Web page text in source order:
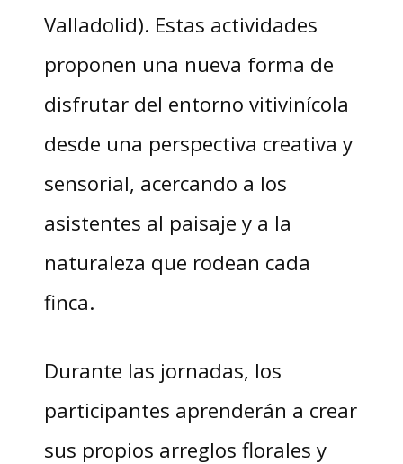
Valladolid). Estas actividades
proponen una nueva forma de
disfrutar del entorno vitivinícola
desde una perspectiva creativa y
sensorial, acercando a los
asistentes al paisaje y a la
naturaleza que rodean cada
finca.
Durante las jornadas, los
participantes aprenderán a crear
sus propios arreglos florales y